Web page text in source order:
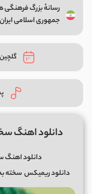
رسانهٔ بزرگ فرهنگی
جمهوری اسلامی
دانلود اهنگ
دانلود اهنگ
دانلود ریمیکس سخته